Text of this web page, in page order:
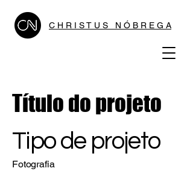
C H R I S T U S N Ó B R E G A
Título do projeto
Tipo de projeto
Fotografia